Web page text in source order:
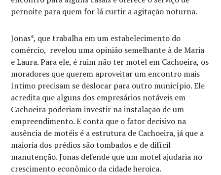
pernoite para quem for lá curtir a agitação noturna.
Jonas*, que trabalha em um estabelecimento do
comércio, revelou uma opinião semelhante à de Maria
e Laura. Para ele, é ruim não ter motel em Cachoeira, os
moradores que querem aproveitar um encontro mais
íntimo precisam se deslocar para outro município. Ele
acredita que alguns dos empresários notáveis em
Cachoeira poderiam investir na instalação de um
empreendimento. E conta que o fator decisivo na
ausência de motéis é a estrutura de Cachoeira, já que a
maioria dos prédios são tombados e de difícil
manutenção. Jonas defende que um motel ajudaria no
crescimento econômico da cidade heroica.